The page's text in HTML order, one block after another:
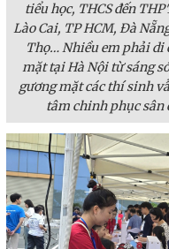
tiểu học, THCS đến
Lào Cai, TP HCM, Đà
Thọ… Nhiều em phải di
mặt tại Hà Nội từ sáng
gương mặt các thí sinh
tâm chinh phục sân